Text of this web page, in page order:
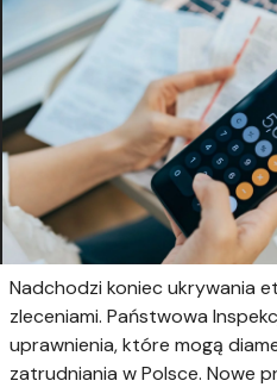
Nadchodzi koniec ukrywania
zleceniami. Państwowa
uprawnienia, które mogą
zatrudniania w Polsce. Nowe